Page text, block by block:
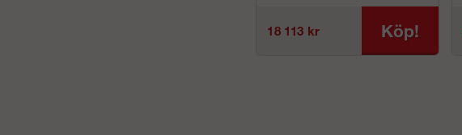
18 113 kr Köp!